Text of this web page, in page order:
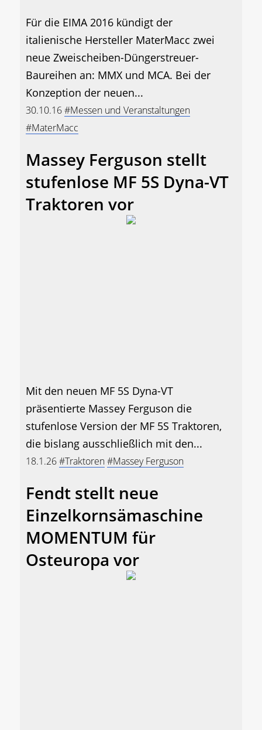
Für die EIMA 2016 kündigt der
italienische Hersteller MaterMacc zwei
neue Zweischeiben-Düngerstreuer-
Baureihen an: MMX und MCA. Bei der
Konzeption der neuen...
30.10.16#Messen und Veranstaltungen
#MaterMacc
Massey Ferguson stellt
stufenlose MF 5S Dyna-VT
Traktoren vor
Mit den neuen MF 5S Dyna-VT
präsentierte Massey Ferguson die
stufenlose Version der MF 5S Traktoren,
die bislang ausschließlich mit den...
18.1.26#Traktoren#Massey Ferguson
Fendt stellt neue
Einzelkornsämaschine
MOMENTUM für
Osteuropa vor